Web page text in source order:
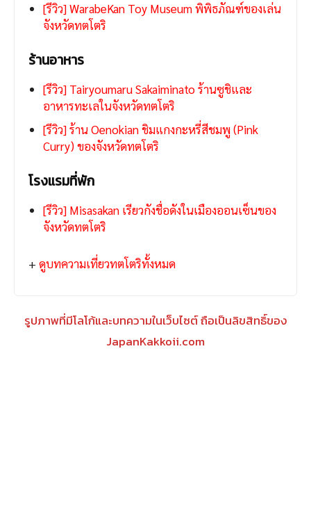
[รีวิว] WarabeKan Toy Museum พิพิธภัณฑ์ของเล่น
จังหวัดทตโตริ
ร้านอาหาร
[รีวิว] Tairyoumaru Sakaiminato ร้านซูชิและ
อาหารทะเลในจังหวัดทตโตริ
[รีวิว] ร้าน Oenokian ชิมแกงกะหรี่สีชมพู (Pink
Curry) ของจังหวัดทตโตริ
โรงแรมที่พัก
[รีวิว] Misasakan เรียวกังชื่อดังในเมืองออนเซ็นของ
จังหวัดทตโตริ
+ ดูบทความเที่ยวทตโตริทั้งหมด
รูปภาพที่มีโลโก้และบทความในเว็บไซต์ ถือเป็นลิขสิทธิ์ของ
JapanKakkoii.com